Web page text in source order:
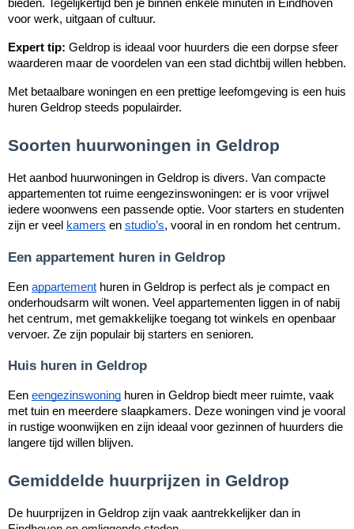
bieden. Tegelijkertijd ben je binnen enkele minuten in Eindhoven
voor werk, uitgaan of cultuur.
Expert tip: Geldrop is ideaal voor huurders die een dorpse sfeer
waarderen maar de voordelen van een stad dichtbij willen hebben.
Met betaalbare woningen en een prettige leefomgeving is een huis
huren Geldrop steeds populairder.
Soorten huurwoningen in Geldrop
Het aanbod huurwoningen in Geldrop is divers. Van compacte
appartementen tot ruime eengezinswoningen: er is voor vrijwel
iedere woonwens een passende optie. Voor starters en studenten
zijn er veel kamers en studio’s, vooral in en rondom het centrum.
Een appartement huren in Geldrop
Een appartement huren in Geldrop is perfect als je compact en
onderhoudsarm wilt wonen. Veel appartementen liggen in of nabij
het centrum, met gemakkelijke toegang tot winkels en openbaar
vervoer. Ze zijn populair bij starters en senioren.
Huis huren in Geldrop
Een eengezinswoning huren in Geldrop biedt meer ruimte, vaak
met tuin en meerdere slaapkamers. Deze woningen vind je vooral
in rustige woonwijken en zijn ideaal voor gezinnen of huurders die
langere tijd willen blijven.
Gemiddelde huurprijzen in Geldrop
De huurprijzen in Geldrop zijn vaak aantrekkelijker dan in